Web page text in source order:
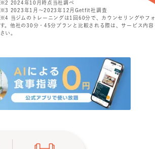
※2 2024年10月時点当社調べ
※3 2023年1月〜2023年12月Getfit社調査
※4 当ジムのトレーニングは1回60分で、カウンセリングやフ
す。他社の30分・45分プランと比較される際は、サービス内
さい。